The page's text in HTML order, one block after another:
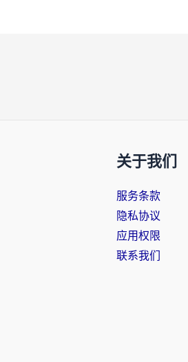
关于我们
服务条款
隐私协议
应用权限
联系我们